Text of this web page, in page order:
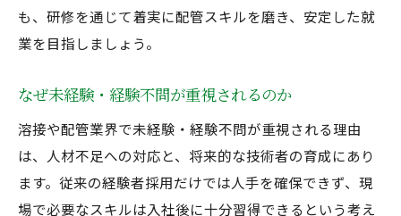
も、研修を通じて着実に配管スキルを磨き、安定した就
業を目指しましょう。
なぜ未経験・経験不問が重視されるのか
溶接や配管業界で未経験・経験不問が重視される理由
は、人材不足への対応と、将来的な技術者の育成にあり
ます。従来の経験者採用だけでは人手を確保できず、現
場で必要なスキルは入社後に十分習得できるという考え